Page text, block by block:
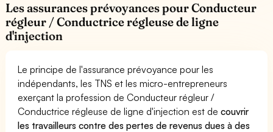
Les assurances prévoyances pour Conducteur
régleur / Conductrice régleuse de ligne
d'injection
Le principe de l'assurance prévoyance pour les
indépendants, les TNS et les micro-entrepreneurs
exerçant la profession de Conducteur régleur /
Conductrice régleuse de ligne d'injection est decouvrir
les travailleurs contre des pertes de revenus dues à des